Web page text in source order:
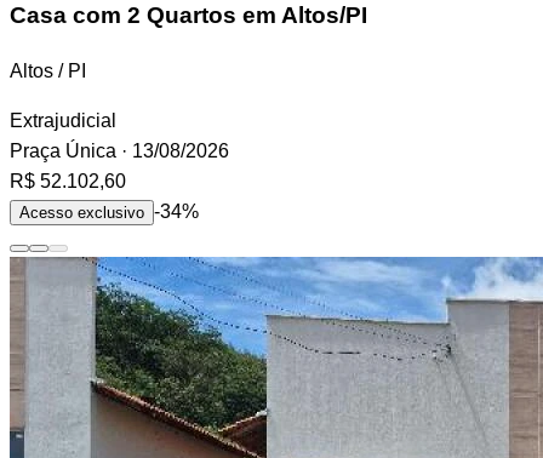
Casa com 2 Quartos em Altos/PI
Altos / PI
Extrajudicial
Praça Única · 13/08/2026
R$ 52.102,60
Acesso exclusivo -34%